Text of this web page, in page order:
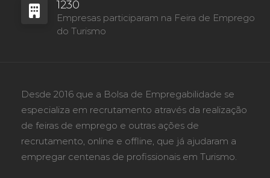
1230
Empresas participaram na Feira de Emprego
do Turismo
Desde 2016 que a Bolsa de Empregabilidade se
especializa em recrutamento através da realização
de feiras de emprego e outras ações de
recrutamento, online e offline, que já ajudaram a
empregar centenas de profissionais em Turismo.